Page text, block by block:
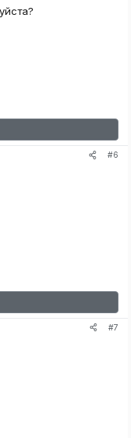
#6
#7